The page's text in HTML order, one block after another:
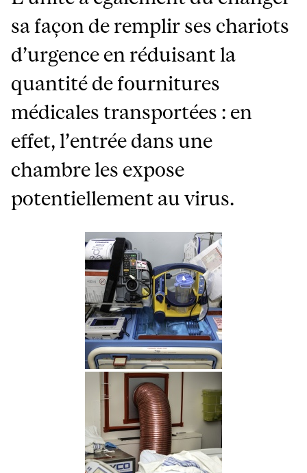
sa façon de remplir ses chariots
d’urgence en réduisant la
quantité de fournitures
médicales transportées : en
effet, l’entrée dans une
chambre les expose
potentiellement au virus.